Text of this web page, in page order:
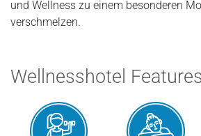
und Wellness zu einem besonderen
verschmelzen.
Wellnesshotel Features